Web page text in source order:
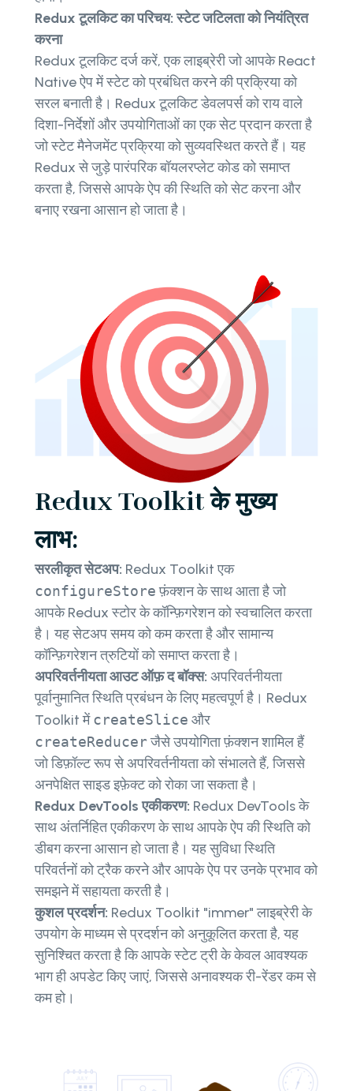
Redux टूलकिट का परिचय: स्टेट जटिलता को नियंत्रित
करना
Redux टूलकिट दर्ज करें, एक लाइब्रेरी जो आपके React
Native ऐप में स्टेट को प्रबंधित करने की प्रक्रिया को
सरल बनाती है। Redux टूलकिट डेवलपर्स को राय वाले
दिशा-निर्देशों और उपयोगिताओं का एक सेट प्रदान करता है
जो स्टेट मैनेजमेंट प्रक्रिया को सुव्यवस्थित करते हैं। यह
Redux से जुड़े पारंपरिक बॉयलरप्लेट कोड को समाप्त
करता है, जिससे आपके ऐप की स्थिति को सेट करना और
बनाए रखना आसान हो जाता है।
Redux Toolkit के मुख्य
लाभ:
सरलीकृत सेटअप: Redux Toolkit एक
configureStoreफ़ंक्शन के साथ आता है जो
आपके Redux स्टोर के कॉन्फ़िगरेशन को स्वचालित करता
है। यह सेटअप समय को कम करता है और सामान्य
कॉन्फ़िगरेशन त्रुटियों को समाप्त करता है।
अपरिवर्तनीयता आउट ऑफ़ द बॉक्स: अपरिवर्तनीयता
पूर्वानुमानित स्थिति प्रबंधन के लिए महत्वपूर्ण है। Redux
Toolkit मेंcreateSlice और
createReducerजैसे उपयोगिता फ़ंक्शन शामिल हैं
जो डिफ़ॉल्ट रूप से अपरिवर्तनीयता को संभालते हैं, जिससे
अनपेक्षित साइड इफ़ेक्ट को रोका जा सकता है।
Redux DevTools एकीकरण: Redux DevTools के
साथ अंतर्निहित एकीकरण के साथ आपके ऐप की स्थिति को
डीबग करना आसान हो जाता है। यह सुविधा स्थिति
परिवर्तनों को ट्रैक करने और आपके ऐप पर उनके प्रभाव को
समझने में सहायता करती है।
कुशल प्रदर्शन: Redux Toolkit "immer" लाइब्रेरी के
उपयोग के माध्यम से प्रदर्शन को अनुकूलित करता है, यह
सुनिश्चित करता है कि आपके स्टेट ट्री के केवल आवश्यक
भाग ही अपडेट किए जाएं, जिससे अनावश्यक री-रेंडर कम से
कम हो।